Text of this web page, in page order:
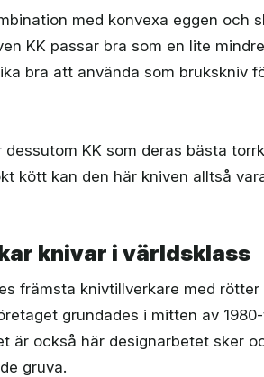
med konvexa eggen och
KK passar bra som en lite
bra att använda som brukskniv
dessutom KK som deras bästa
kött kan den här kniven alltså
knivar i världsklass
främsta knivtillverkare med rötter
grundades i mitten av
är också här designarbetet sker
gruva.